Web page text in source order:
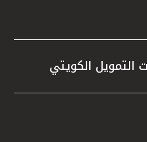
التمويل الكويتي